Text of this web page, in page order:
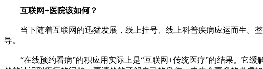
互联网+医院该如何？
当下随着互联网的迅猛发展，线上挂号、线上科普疾病应运而生。整
导。
“在线预约看病”的积应用实际上是“互联网+传统医疗”的结果。它缓